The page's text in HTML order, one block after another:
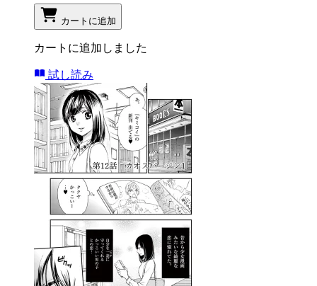
カートに追加
カートに追加しました
試し読み